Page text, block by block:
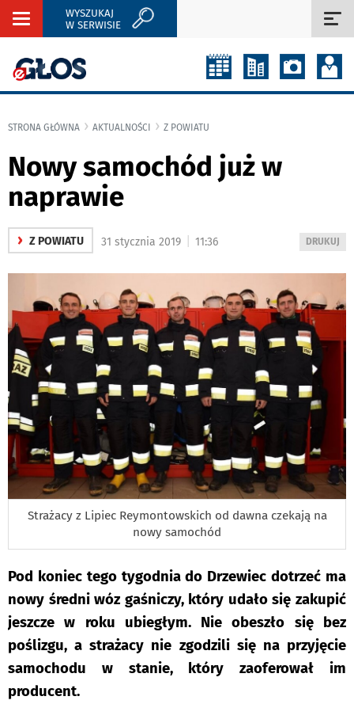
Rozwiń
WYSZUKAJ
W SERWISIE
STRONA GŁÓWNA AKTUALNOŚCI Z POWIATU
Nowy samochód już w
naprawie
› Z POWIATU
WYDRUKUJ
DRUKUJ
31 stycznia 2019 11:36
Strażacy z Lipiec Reymontowskich od dawna czekają na
nowy samochód
Pod koniec tego tygodnia do Drzewiec dotrzeć ma
nowy średni wóz gaśniczy, który udało się zakupić
jeszcze w roku ubiegłym. Nie obeszło się bez
poślizgu, a strażacy nie zgodzili się na przyjęcie
samochodu w stanie, który zaoferował im
producent.